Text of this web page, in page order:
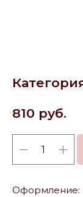
810 руб.
Оформление: